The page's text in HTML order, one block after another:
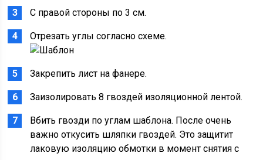
С правой стороны по 3 см.
Отрезать углы согласно схеме.
Закрепить лист на фанере.
Заизолировать 8 гвоздей изоляционной лентой.
Вбить гвозди по углам шаблона. После очень
важно откусить шляпки гвоздей. Это защитит
лаковую изоляцию обмотки в момент снятия с